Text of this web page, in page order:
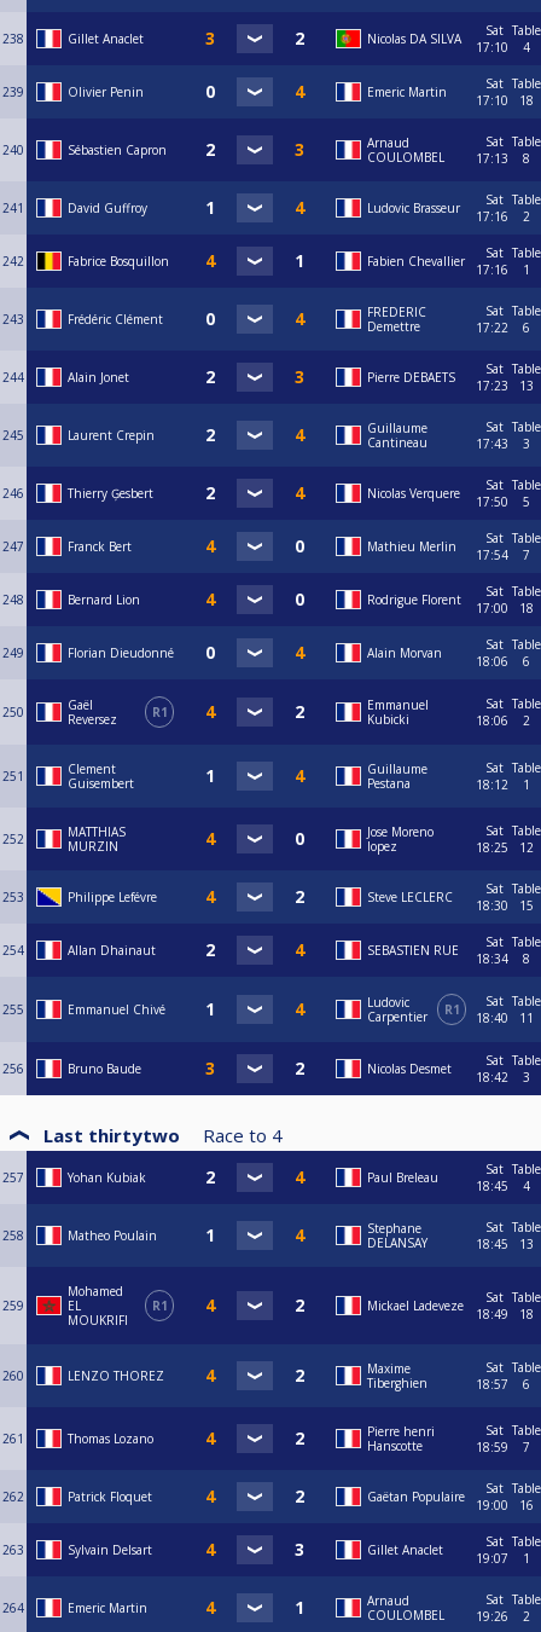
238 Gillet Anaclet Nicolas DA SILVA
Sat
17:10
Table
4
239 Olivier Penin Emeric Martin
Sat
17:10
Table
18
240 Sébastien Capron
Arnaud
COULOMBEL
Sat
17:13
Table
8
241 David Guffroy Ludovic Brasseur
Sat
17:16
Table
2
242 Fabrice Bosquillon Fabien Chevallier
Sat
17:16
Table
1
243 Frédéric Clément
FREDERIC
Demettre
Sat
17:22
Table
6
244 Alain Jonet Pierre DEBAETS
Sat
17:23
Table
13
245 Laurent Crepin
Guillaume
Cantineau
Sat
17:43
Table
3
246 Thierry Ģesbert Nicolas Verquere
Sat
17:50
Table
5
247 Franck Bert Mathieu Merlin
Sat
17:54
Table
7
248 Bernard Lion Rodrigue Florent
Sat
17:00
Table
18
249 Florian Dieudonné Alain Morvan
Sat
18:06
Table
6
250
Gaël
Reversez
R1
Emmanuel
Kubicki
Sat
18:06
Table
2
251
Clement
Guisembert
Guillaume
Pestana
Sat
18:12
Table
1
252
MATTHIAS
MURZIN
Jose Moreno
lopez
Sat
18:25
Table
12
253 Philippe Lefévre Steve LECLERC
Sat
18:30
Table
15
254 Allan Dhainaut SEBASTIEN RUE
Sat
18:34
Table
8
255 Emmanuel Chivé
Ludovic
Carpentier
R1
Sat
18:40
Table
11
256 Bruno Baude Nicolas Desmet
Sat
18:42
Table
3
Last thirtytwo Race to 4
257 Yohan Kubiak Paul Breleau
Sat
18:45
Table
4
258 Matheo Poulain
Stephane
DELANSAY
Sat
18:45
Table
13
259
Mohamed
EL
MOUKRIFI
R1 Mickael Ladeveze
Sat
18:49
Table
18
260 LENZO THOREZ
Maxime
Tiberghien
Sat
18:57
Table
6
261 Thomas Lozano
Pierre henri
Hanscotte
Sat
18:59
Table
7
262 Patrick Floquet Gaëtan Populaire
Sat
19:00
Table
16
263 Sylvain Delsart Gillet Anaclet
Sat
19:07
Table
1
264 Emeric Martin
Arnaud
COULOMBEL
Sat
19:26
Table
2